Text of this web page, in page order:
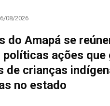
08/2026
do Amapá se
ações que
de crianças
no estado